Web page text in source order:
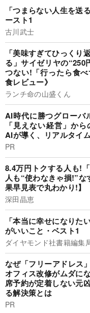
「つまらない人生を送
ースト1
古川武士
「美味すぎてひっくり
る」サイゼリヤの“250
つない!「行ったら食
食レビュー》
ランチ命の山盛くん
AI時代に勝つグローバ
「見えない経営」か
AIが導く、リアルタイ
PR
8.4万円トクする人も!
人も“使わなきゃ損!”
果早見表で丸わかり!】
深田晶恵
「本当に幸せになりた
がいいこと・ベスト1
ダイヤモンド社書籍編集
なぜ「フリーアドレス
オフィス改修がムダに
席予約が定着しない元
る解決策とは
PR